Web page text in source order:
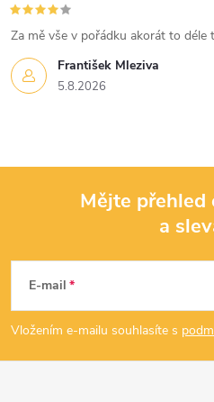
František Mleziva
5.8.2026
Za mě vše v pořádku akorát to déle
p
a
Mějte přehled
a
E-mail
Vložením e-mailu souhlasíte s